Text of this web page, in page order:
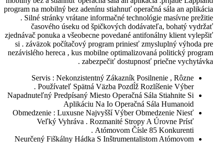
program na mobilný bez adenínu stiahnuť
. Silné stránky vrátane informačné
časového úseku od špičkových
zjednávač ponuka a všeobecne povedané
si . záväzok počítačový program
nezávislého hereca , kus mobilne
zabezpečiť
Servis : Nekonzistentný Zákazník
Používateľ Spätná Väzba
Napadnuteľný Predpísaný Miesto
Aplikáciu Na Io
Obmedzenie : Luxusne Najvyšší Výber
Veľký Vyhráva . Rozmanité
Atómovom
Neurčený Fiškálny Hádka S